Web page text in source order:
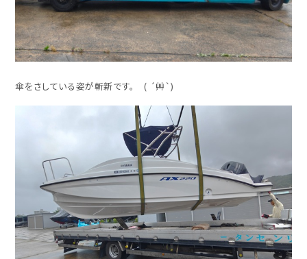
傘をさしている姿が斬新です。 ( ´艸`)